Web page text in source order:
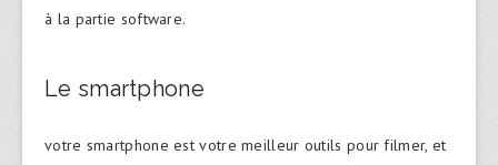
à la partie software.
Le smartphone
votre smartphone est votre meilleur outils pour filmer, et